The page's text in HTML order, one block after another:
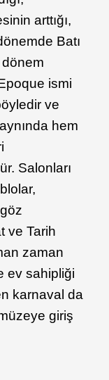
arttığı,
Batı
ismi
ve
hem
Salonları
ve Tarih
zaman
ev sahipliği
karnaval da
giriş